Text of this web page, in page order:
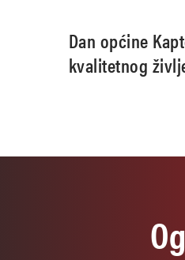
Dan općine
kvalitetnog